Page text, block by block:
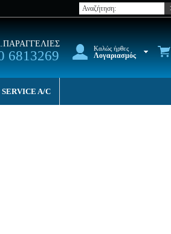
Καλώς ήρθες
Λογαριασμός
6813269
SERVICE A/C